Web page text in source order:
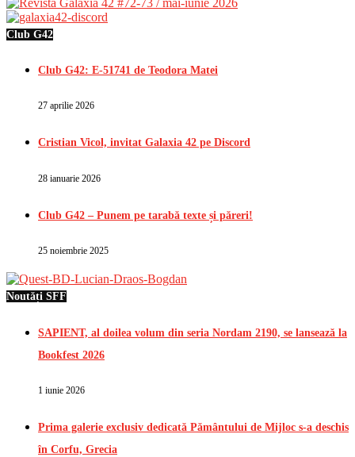
Club G42
Club G42: E-51741 de Teodora Matei
27 aprilie 2026
Cristian Vicol, invitat Galaxia 42 pe Discord
28 ianuarie 2026
Club G42 – Punem pe tarabă texte și păreri!
25 noiembrie 2025
Noutăți SFF
SAPIENT, al doilea volum din seria Nordam 2190, se lansează la
Bookfest 2026
1 iunie 2026
Prima galerie exclusiv dedicată Pământului de Mijloc s-a deschis
în Corfu, Grecia